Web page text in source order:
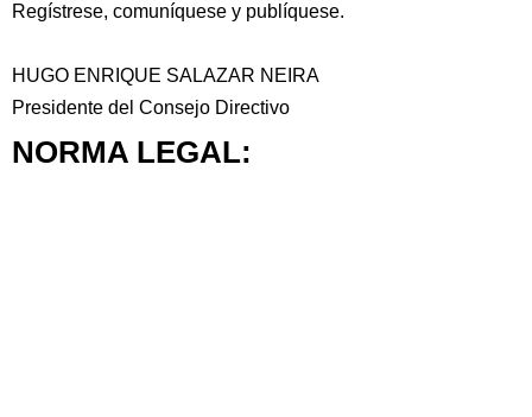
Regístrese, comuníquese y publíquese.
HUGO ENRIQUE SALAZAR NEIRA
Presidente del Consejo Directivo
NORMA LEGAL: